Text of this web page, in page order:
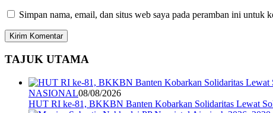
Simpan nama, email, dan situs web saya pada peramban ini untuk
TAJUK UTAMA
NASIONAL08/08/2026
HUT RI ke-81, BKKBN Banten Kobarkan Solidaritas Lewat